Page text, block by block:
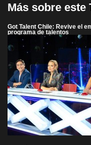
Más sobre este
Got Talent Chile: Revive el
programa de talentos